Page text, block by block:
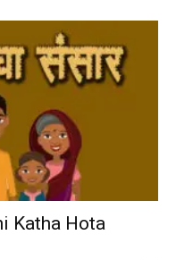
Katha Hota